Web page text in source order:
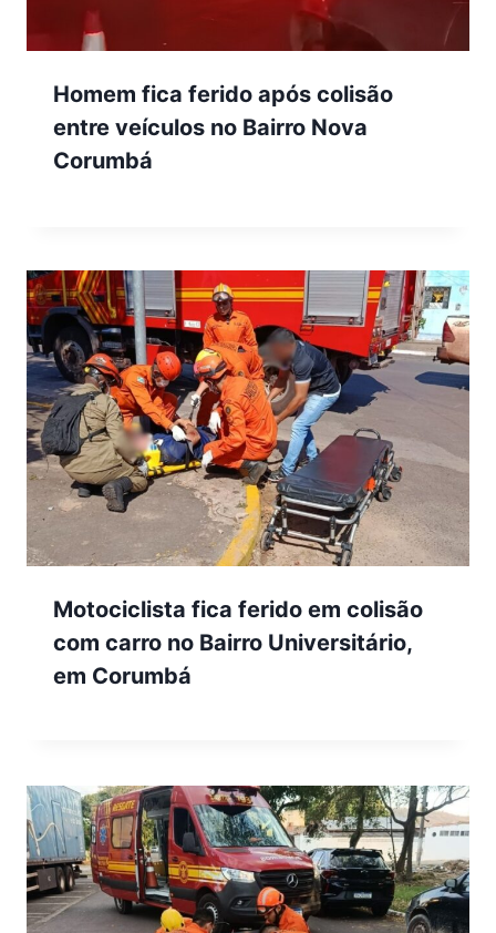
Homem fica ferido após colisão
entre veículos no Bairro Nova
Corumbá
Motociclista fica ferido em colisão
com carro no Bairro Universitário,
em Corumbá